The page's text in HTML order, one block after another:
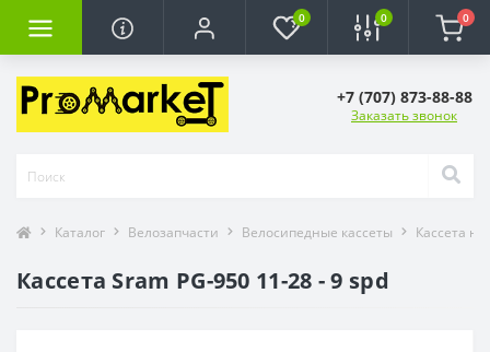
0 0 0
+7 (707) 873-88-88
Заказать звонок
Каталог Велозапчасти Велосипедные кассеты Кассета
Кассета Sram PG-950 11-28 - 9 spd